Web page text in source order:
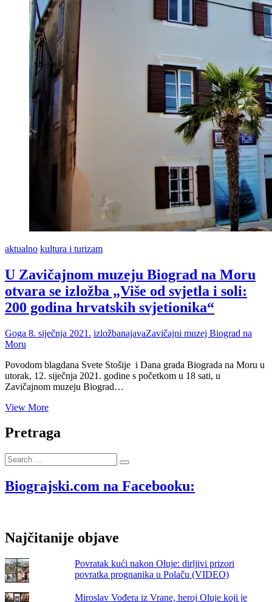
aktualno kultura i turizam
U Zavičajnom muzeju Biograd na Moru
otvara se izložba „Više od svjetla i soli:
200 godina hrvatskih svjetionika“
Goga 8. siječnja 2021. izložbanajavaZavičajni muzej Biograd na
Moru
Povodom blagdana Svete Stošije i Dana grada Biograda na Moru u
utorak, 12. siječnja 2021. godine s početkom u 18 sati, u
Zavičajnom muzeju Biograd…
View MoreU
muzeju
Biograd
se
izložba
i
soli:
hrvatskih
svjetionika“
Pretraga
Search
…
Biograjski.com na Facebooku:
Najčitanije objave
Povratak kući nakon Oluje: dirljivi prizori
povratka prognanika u Polaču (VIDEO)
Miroslav Vođera iz Vrane, heroj Oluje koji je